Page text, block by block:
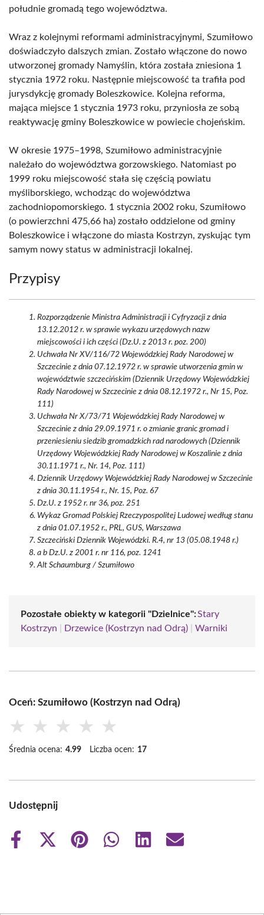
południe gromadą tego województwa.
Wraz z kolejnymi reformami administracyjnymi, Szumiłowo
doświadczyło dalszych zmian. Zostało włączone do nowo
utworzonej gromady Namyślin, która została zniesiona 1
stycznia 1972 roku. Następnie miejscowość ta trafiła pod
jurysdykcję gromady Boleszkowice. Kolejna reforma,
mająca miejsce 1 stycznia 1973 roku, przyniosła ze sobą
reaktywację gminy Boleszkowice w powiecie chojeńskim.
W okresie 1975–1998, Szumiłowo administracyjnie
należało do województwa gorzowskiego. Natomiast po
1999 roku miejscowość stała się częścią powiatu
myśliborskiego, wchodząc do województwa
zachodniopomorskiego. 1 stycznia 2002 roku, Szumiłowo
(o powierzchni 475,66 ha) zostało oddzielone od gminy
Boleszkowice i włączone do miasta Kostrzyn, zyskując tym
samym nowy status w administracji lokalnej.
Przypisy
Rozporządzenie Ministra Administracji i Cyfryzacji z dnia
13.12.2012 r. w sprawie wykazu urzędowych nazw
miejscowości i ich części (Dz.U. z 2013 r. poz. 200)
Uchwała Nr XV/116/72 Wojewódzkiej Rady Narodowej w
Szczecinie z dnia 07.12.1972 r. w sprawie utworzenia gmin w
województwie szczecińskim (Dziennik Urzędowy Wojewódzkiej
Rady Narodowej w Szczecinie z dnia 08.12.1972 r., Nr 15, Poz.
111)
Uchwała Nr X/73/71 Wojewódzkiej Rady Narodowej w
Szczecinie z dnia 29.09.1971 r. o zmianie granic gromad i
przeniesieniu siedzib gromadzkich rad narodowych (Dziennik
Urzędowy Wojewódzkiej Rady Narodowej w Koszalinie z dnia
30.11.1971 r., Nr. 14, Poz. 111)
Dziennik Urzędowy Wojewódzkiej Rady Narodowej w Szczecinie
z dnia 30.11.1954 r., Nr. 15, Poz. 67
Dz.U. z 1952 r. nr 36, poz. 251
Wykaz Gromad Polskiej Rzeczypospolitej Ludowej według stanu
z dnia 01.07.1952 r., PRL, GUS, Warszawa
Szczeciński Dziennik Wojewódzki. R.4, nr 13 (05.08.1948 r.)
a b Dz.U. z 2001 r. nr 116, poz. 1241
Alt Schaumburg / Szumiłowo
Pozostałe obiekty w kategorii "Dzielnice":Stary
Kostrzyn
Drzewice (Kostrzyn nad Odrą) Warniki
Oceń: Szumiłowo (Kostrzyn nad Odrą)
★ ★ ★ ★ ★
Średnia ocena: 4.99 Liczba ocen: 17
Udostępnij
Share
Share
Share
Share
Share
Share